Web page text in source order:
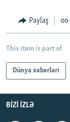
Paylaş
This item is part of
Dünya xəbərləri
BIZI IZLƏ